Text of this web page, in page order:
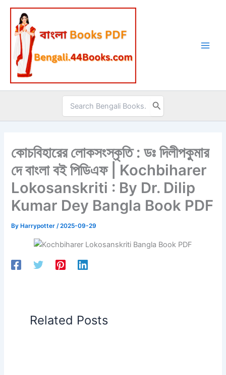
Skip
content
Search
for:
কোচবিহারের লোকসংস্কৃতি : ডঃ দিলীপকুমার
দে বাংলা বই পিডিএফ | Kochbiharer
Lokosanskriti : By Dr. Dilip
Kumar Dey Bangla Book PDF
By Harrypotter/2025-09-29
Related Posts